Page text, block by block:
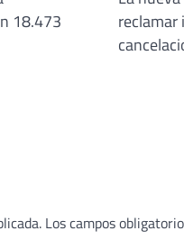
18.473
reclamar
Los campos